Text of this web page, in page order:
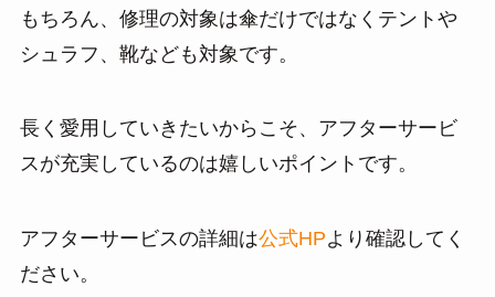
もちろん、修理の対象は傘だけではなくテントや
シュラフ、靴なども対象です。
長く愛用していきたいからこそ、アフターサービ
スが充実しているのは嬉しいポイントです。
アフターサービスの詳細は公式HPより確認してく
ださい。